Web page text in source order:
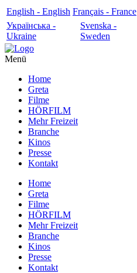
English - English Français - France
Українська -
Ukraine
Svenska -
Sweden
Menü
Home
Greta
Filme
HÖRFILM
Mehr Freizeit
Branche
Kinos
Presse
Kontakt
Home
Greta
Filme
HÖRFILM
Mehr Freizeit
Branche
Kinos
Presse
Kontakt